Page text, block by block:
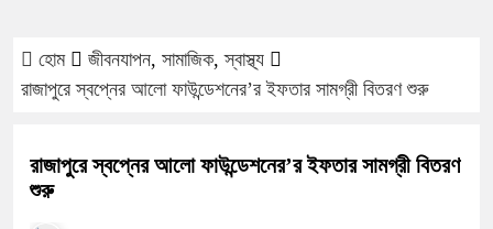
হোম জীবনযাপন, সামাজিক,স্বাস্থ্য
রাজাপুরে স্বপ্নের আলো ফাউন্ডেশনের’র ইফতার সামগ্রী বিতরণ শুরু
রাজাপুরে স্বপ্নের আলো ফাউন্ডেশনের’র ইফতার সামগ্রী বিতরণ
শুরু